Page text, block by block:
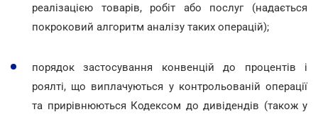
реалізацією товарів, робіт або послуг (надається
покроковий алгоритм аналізу таких операцій);
порядок застосування конвенцій до процентів і
роялті, що виплачуються у контрольованій операції
та прирівнюються Кодексом до дивідендів (також у